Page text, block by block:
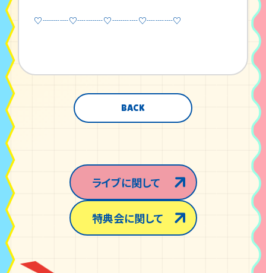
♡┈┈┈♡┈┈┈♡┈┈┈♡┈┈┈♡
BACK
ライブに関して
特典会に関して